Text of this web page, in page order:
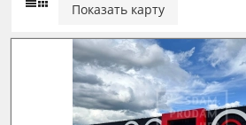
Показать карту